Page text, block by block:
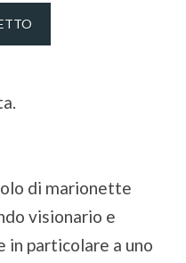
di marionette
visionario e
in particolare a uno